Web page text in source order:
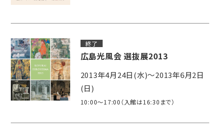
終了
広島光風会 選抜展2013
2013年4月24日(水)～2013年6月2日
(日)
10:00～17:00（入館は16:30まで）